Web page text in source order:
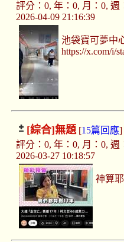
評分：0, 年：0, 月：0, 週
2026-04-09 21:16:39
池袋寶可夢中
https://x.com/i/
[綜合]無題[15篇回應]
評分：0, 年：0, 月：0, 週
2026-03-27 10:18:57
神算耶